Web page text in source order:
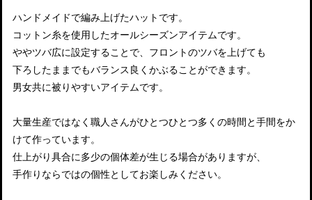
ハンドメイドで編み上げたハットです。
コットン糸を使用したオールシーズンアイテムです。
ややツバ広に設定することで、フロントのツバを上げても
下ろしたままでもバランス良くかぶることができます。
男女共に被りやすいアイテムです。
大量生産ではなく職人さんがひとつひとつ多くの時間と手間をか
けて作っています。
仕上がり具合に多少の個体差が生じる場合がありますが、
手作りならではの個性としてお楽しみください。